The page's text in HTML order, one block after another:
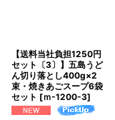
【送料当社負担1250円
セット〔3〕】五島うど
ん切り落とし400g×2
束・焼きあごスープ6袋
セット [ｍ-1200-3]